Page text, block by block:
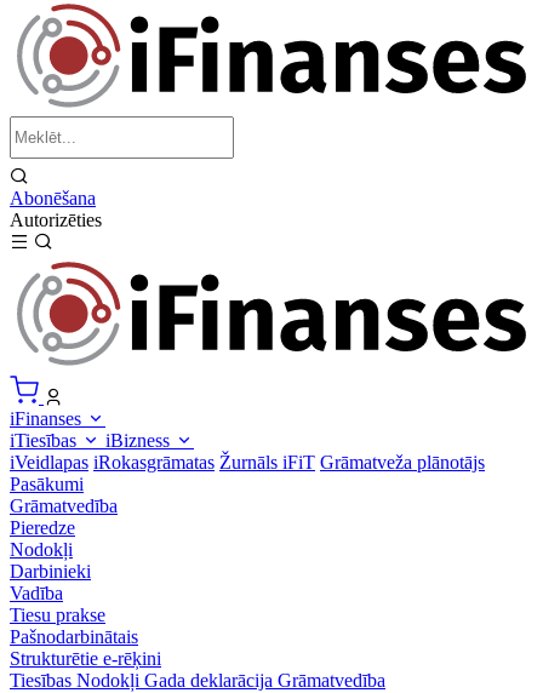
Abonēšana
Autorizēties
iFinanses
iTiesības
iBizness
iVeidlapas iRokasgrāmatas Žurnāls iFiT Grāmatveža plānotājs
Pasākumi
Grāmatvedība
Pieredze
Nodokļi
Darbinieki
Vadība
Tiesu prakse
Pašnodarbinātais
Strukturētie e-rēķini
Tiesības Nodokļi Gada deklarācija Grāmatvedība